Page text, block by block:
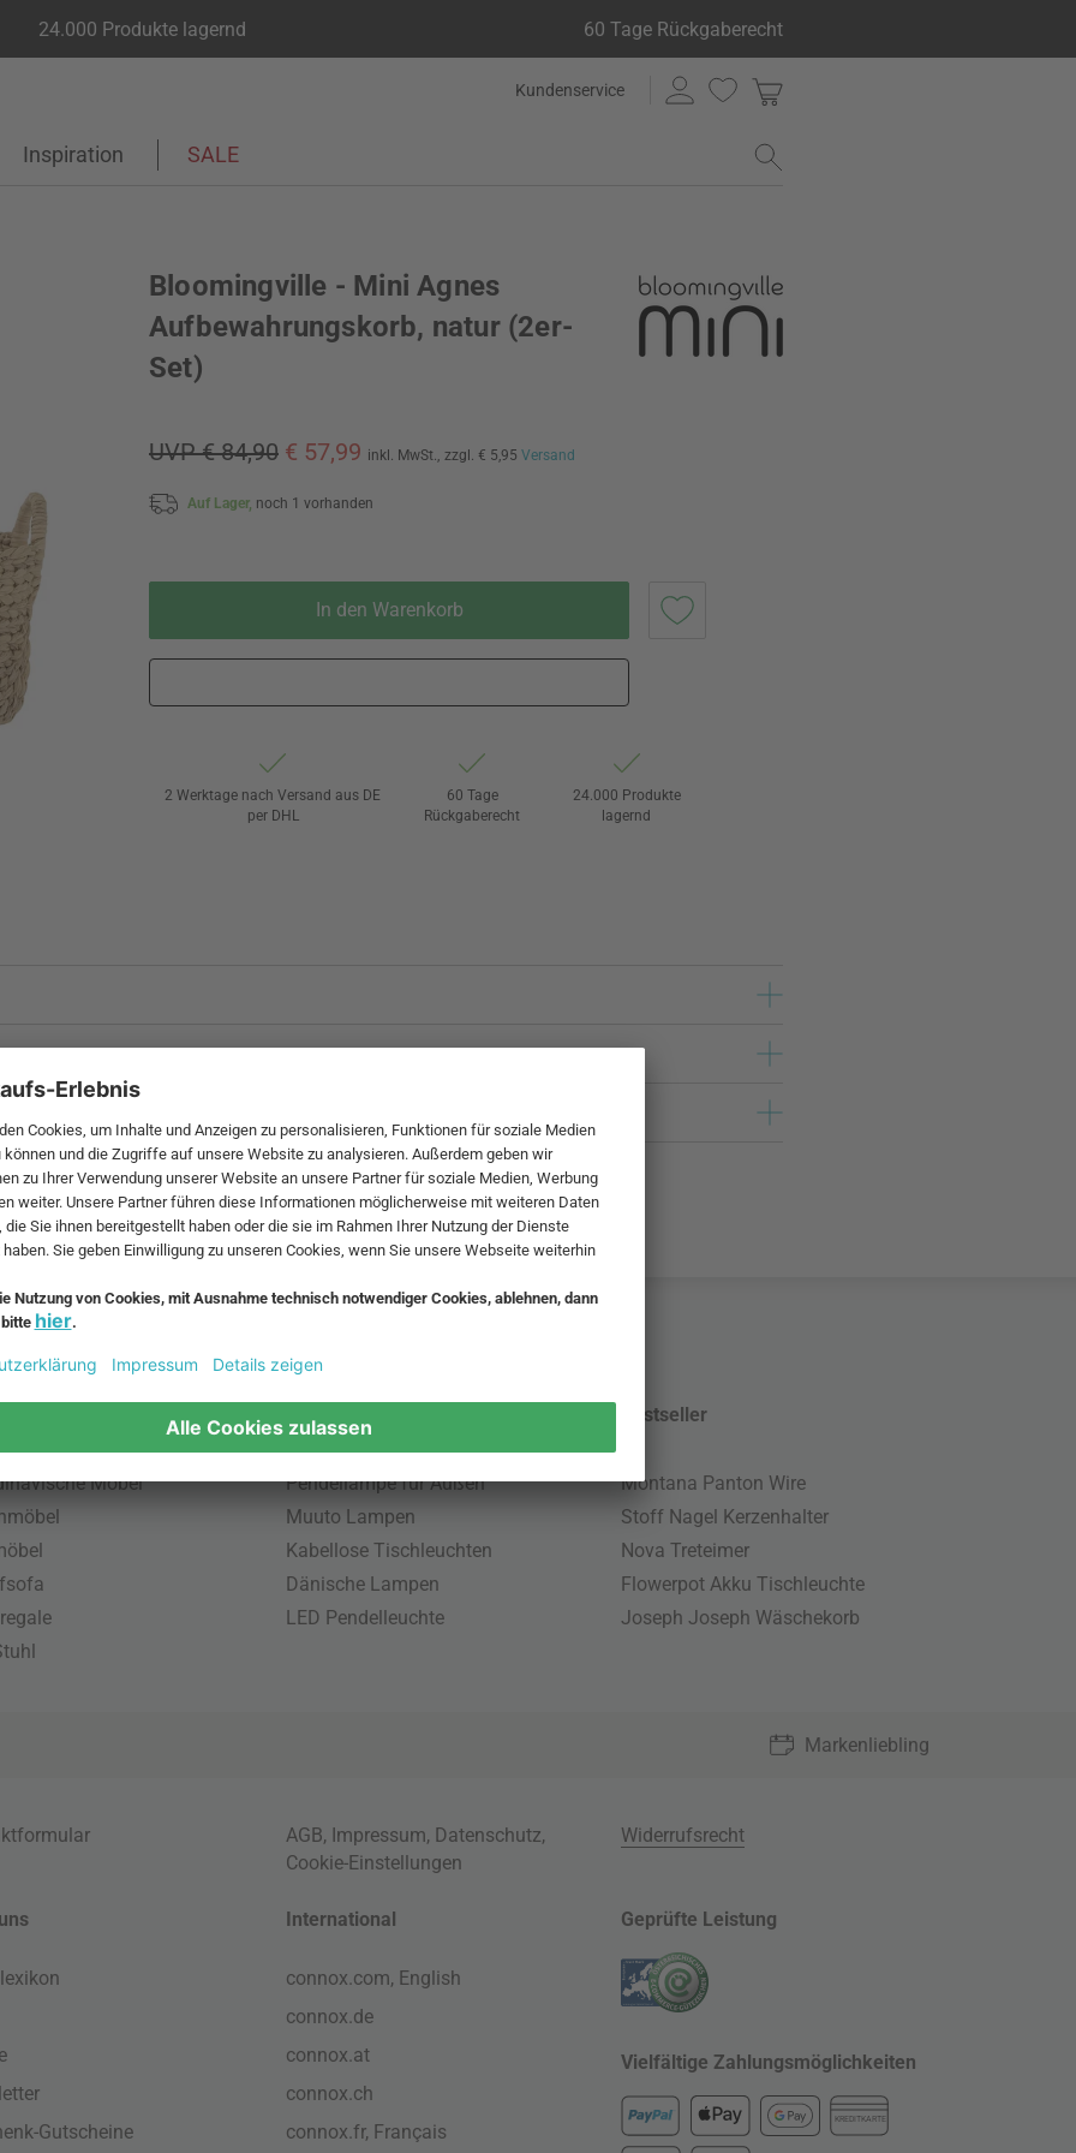
24.000 Produkte lagernd 60 Tage Rückgaberecht
Kundenservice
Inspiration SALE
Bloomingville - Mini Agnes
Aufbewahrungskorb, natur (2er-
Set)
UVP € 84,90 € 57,99 inkl. MwSt., zzgl. € 5,95 Versand
Auf Lager, noch 1 vorhanden
In den Warenkorb
2 Werktage nach Versand aus DE
per DHL
60 Tage
Rückgaberecht
24.000 Produkte
lagernd
und zzgl.
Möbel
Beliebte Leuchten
Pendellampe für Außen
Muuto Lampen
Kabellose Tischleuchten
Dänische Lampen
LED Pendelleuchte
Bestseller
Montana Panton Wire
Stoff Nagel Kerzenhalter
Nova Treteimer
Flowerpot Akku Tischleuchte
Joseph Joseph Wäschekorb
Markenliebling
AGB, Impressum, Datenschutz,
Cookie-Einstellungen
Widerrufsrecht
Gutscheine
International
connox.com, English
connox.de
connox.at
connox.ch
connox.fr, Français
Geprüfte Leistung
Vielfältige Zahlungsmöglichkeiten
KREDITKARTE